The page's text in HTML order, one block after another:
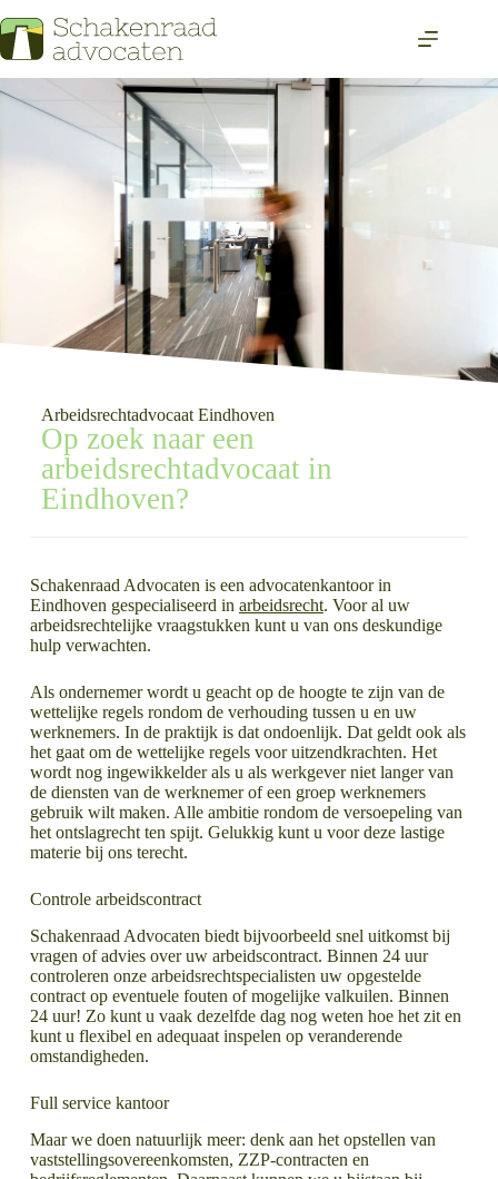
Arbeidsrechtadvocaat Eindhoven
Op zoek naar een
arbeidsrechtadvocaat in
Eindhoven?
Schakenraad Advocaten is een advocatenkantoor in
Eindhoven gespecialiseerd in arbeidsrecht. Voor al uw
arbeidsrechtelijke vraagstukken kunt u van ons deskundige
hulp verwachten.
Als ondernemer wordt u geacht op de hoogte te zijn van de
wettelijke regels rondom de verhouding tussen u en uw
werknemers. In de praktijk is dat ondoenlijk. Dat geldt ook als
het gaat om de wettelijke regels voor uitzendkrachten. Het
wordt nog ingewikkelder als u als werkgever niet langer van
de diensten van de werknemer of een groep werknemers
gebruik wilt maken. Alle ambitie rondom de versoepeling van
het ontslagrecht ten spijt. Gelukkig kunt u voor deze lastige
materie bij ons terecht.
Controle arbeidscontract
Schakenraad Advocaten biedt bijvoorbeeld snel uitkomst bij
vragen of advies over uw arbeidscontract. Binnen 24 uur
controleren onze arbeidsrechtspecialisten uw opgestelde
contract op eventuele fouten of mogelijke valkuilen. Binnen
24 uur! Zo kunt u vaak dezelfde dag nog weten hoe het zit en
kunt u flexibel en adequaat inspelen op veranderende
omstandigheden.
Full service kantoor
Maar we doen natuurlijk meer: denk aan het opstellen van
vaststellingsovereenkomsten, ZZP-contracten en